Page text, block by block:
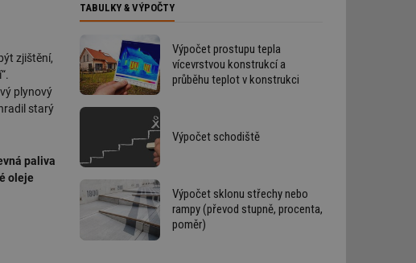
zjištění,
plynový
starý
paliva
oleje
TABULKY & VÝPOČTY
Výpočet prostupu tepla
vícevrstvou konstrukcí a
průběhu teplot v konstrukci
Výpočet schodiště
Výpočet sklonu střechy nebo
rampy (převod stupně, procenta,
poměr)